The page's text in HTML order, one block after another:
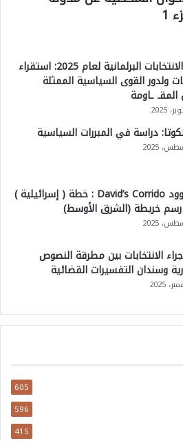
1
خارطة الانتخابات البرلمانية لعام 2025: استقراء
ولدور القوى السياسية الممثلة
ـاومة
دراسة في المبررات السياسية
ممر داوود David’s Corrido : خطة ( إسرائيلية )
رسم خريطة (الشرق الأوسط)
الانتخابات بين مطرقة النصوص
وسندان التفسيرات القضائية
605
596
415